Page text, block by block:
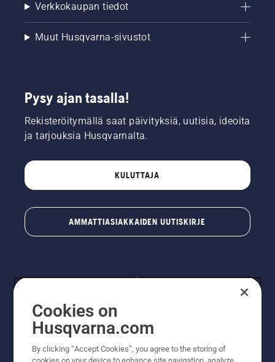
Verkkokaupan tiedot
Muut Husqvarna-sivustot
Pysy ajan tasalla!
Rekisteröitymällä saat päivityksiä, uutisia, ideoita
ja tarjouksia Husqvarnalta.
KULUTTAJA
AMMATTIASIAKKAIDEN UUTISKIRJE
© Husqvarna AB (publ). Kaikki oikeudet pidätetään.
Cookies on
Husqvarna.com
By clicking “Accept Cookies”, you agree to the storing of